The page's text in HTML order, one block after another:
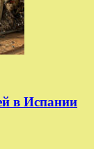
в Испании